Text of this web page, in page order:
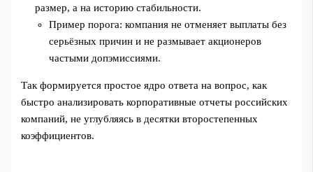
размер, а на историю стабильности.
Пример порога: компания не отменяет выплаты без
серьёзных причин и не размывает акционеров
частыми допэмиссиями.
Так формируется простое ядро ответа на вопрос, как
быстро анализировать корпоративные отчеты российских
компаний, не углубляясь в десятки второстепенных
коэффициентов.